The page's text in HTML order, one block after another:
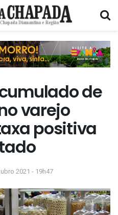
de
varejo
positiva
2021 - 19h47